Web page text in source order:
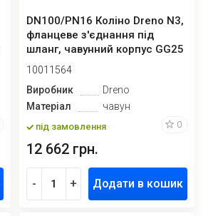
DN100/PN16 Коліно Dreno N3,
фланцеве з'єднання під
шланг, чавунний корпус GG25
10011564
Виробник
Dreno
Матеріал
чавун
під замовлення 0
12 662 грн.
- + Додати в кошик